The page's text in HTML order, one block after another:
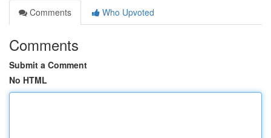
Comments
Who Upvoted
Comments
Submit a Comment
No HTML